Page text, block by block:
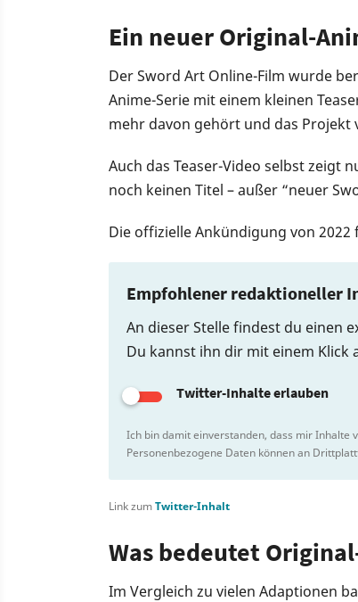
Ein neuer Original-
Der Sword Art Online-Film wurde
Anime-Serie mit einem kleinen
mehr davon gehört und das Projekt
Auch das Teaser-Video selbst zeigt
noch keinen Titel – außer “neuer
Die offizielle Ankündigung von
Empfohlener redaktioneller
An dieser Stelle findest du einen
Du kannst ihn dir mit einem Klick
Twitter-Inhalte erlauben
Ich bin damit einverstanden, dass mir Inhalte
Personenbezogene Daten können an
Link zumTwitter-Inhalt
Was bedeutet
Im Vergleich zu vielen Adaptionen